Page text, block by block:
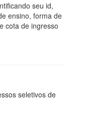
seu id,
ensino, forma de
cota de ingresso
seletivos de